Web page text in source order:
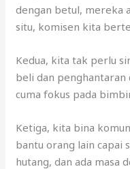
dengan betul, mereka
situ, komisen kita
Kedua, kita tak perlu
beli dan penghantaran
cuma fokus pada
Ketiga, kita bina
bantu orang lain capai
hutang, dan ada masa